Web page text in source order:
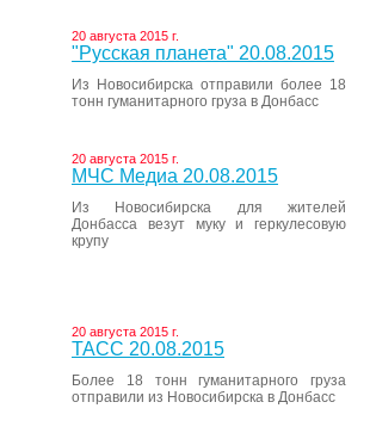
20 августа 2015 г.
"Русская планета" 20.08.2015
Из Новосибирска отправили более 18
тонн гуманитарного груза в Донбасс
20 августа 2015 г.
МЧС Медиа 20.08.2015
Из Новосибирска для жителей
Донбасса везут муку и геркулесовую
крупу
20 августа 2015 г.
ТАСС 20.08.2015
Более 18 тонн гуманитарного груза
отправили из Новосибирска в Донбасс